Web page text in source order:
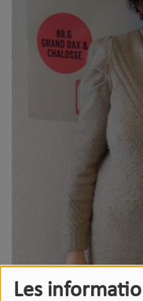
Les